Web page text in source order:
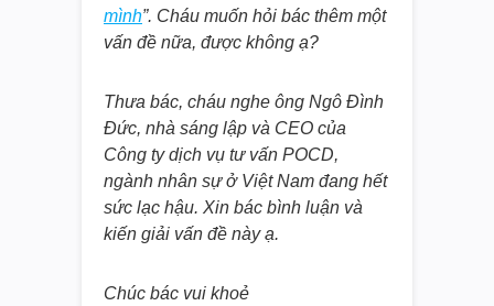
mình”. Cháu muốn hỏi bác thêm một
vấn đề nữa, được không ạ?
Thưa bác, cháu nghe ông Ngô Đình
Đức, nhà sáng lập và CEO của
Công ty dịch vụ tư vấn POCD,
ngành nhân sự ở Việt Nam đang hết
sức lạc hậu. Xin bác bình luận và
kiến giải vấn đề này ạ.
Chúc bác vui khoẻ